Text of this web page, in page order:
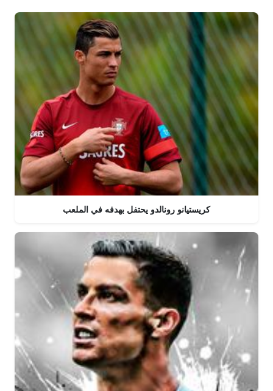
كريستيانو رونالدو يحتفل بهدفه في الملعب